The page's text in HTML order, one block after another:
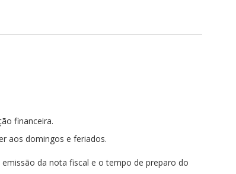
financeira.
aos domingos e feriados.
da nota fiscal e o tempo de preparo do